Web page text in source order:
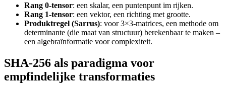
Rang 0-tensor: een skalar, een puntenpunt im rijken.
Rang 1-tensor: een vektor, een richting met grootte.
Produktregel (Sarrus): voor 3×3-matrices, een methode om
determinante (die maat van structuur) berekenbaar te maken –
een algebraïnformatie voor complexiteit.
SHA-256 als paradigma voor
empfindelijke transformaties